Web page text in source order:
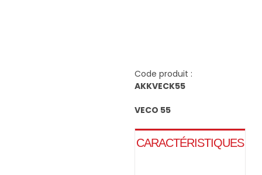
Code produit :
AKKVECK55
VECO 55
CARACTÉRISTIQUES